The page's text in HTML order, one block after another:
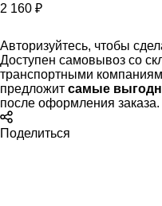
2 160 ₽
Авторизуйтесь, чтобы
Доступен самовывоз со
транспортными
предложит самые
после оформления заказа.
Поделиться